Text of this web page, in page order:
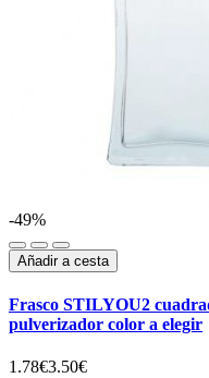
-49%
Añadir a cesta
Frasco STILYOU2
pulverizador color a elegir
1.78€3.50€